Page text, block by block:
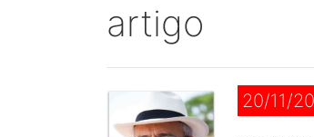
artigo
20/11/